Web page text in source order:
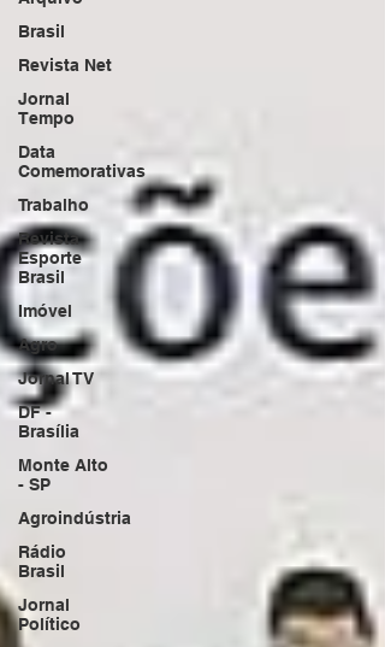
Brasil
Revista Net
Jornal
Tempo
Data
Comemorativas
Trabalho
Revista
Esporte
Brasil
Imóvel
Agro
Jornal TV
DF -
Brasília
Monte Alto
- SP
Agroindústria
Rádio
Brasil
Jornal
Político